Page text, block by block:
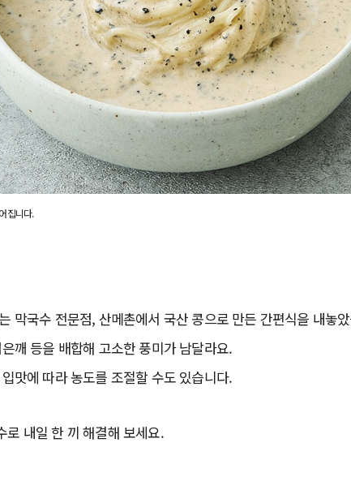
집니다.
막국수 전문점, 산메촌에서 국산 콩으로 만든 간편식을 내놓
깨 등을 배합해 고소한 풍미가 남달라요.
맛에 따라 농도를 조절할 수도 있습니다.
로 내일 한 끼 해결해 보세요.